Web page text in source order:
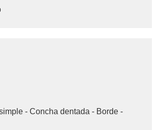
- Concha dentada - Borde -